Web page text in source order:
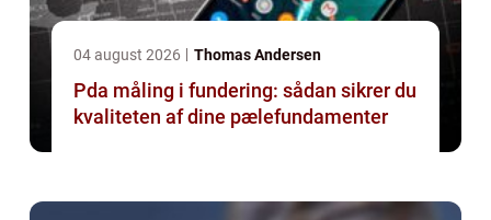
04 august 2026 Thomas Andersen
Pda måling i fundering: sådan sikrer du
kvaliteten af dine pælefundamenter